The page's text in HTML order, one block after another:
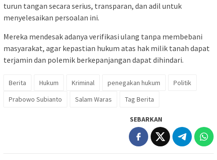
turun tangan secara serius, transparan, dan adil untuk
menyelesaikan persoalan ini.
Mereka mendesak adanya verifikasi ulang tanpa membebani
masyarakat, agar kepastian hukum atas hak milik tanah dapat
terjamin dan polemik berkepanjangan dapat dihindari.
Berita Hukum Kriminal penegakan hukum
Politik
Prabowo Subianto
Salam Waras Tag Berita
SEBARKAN